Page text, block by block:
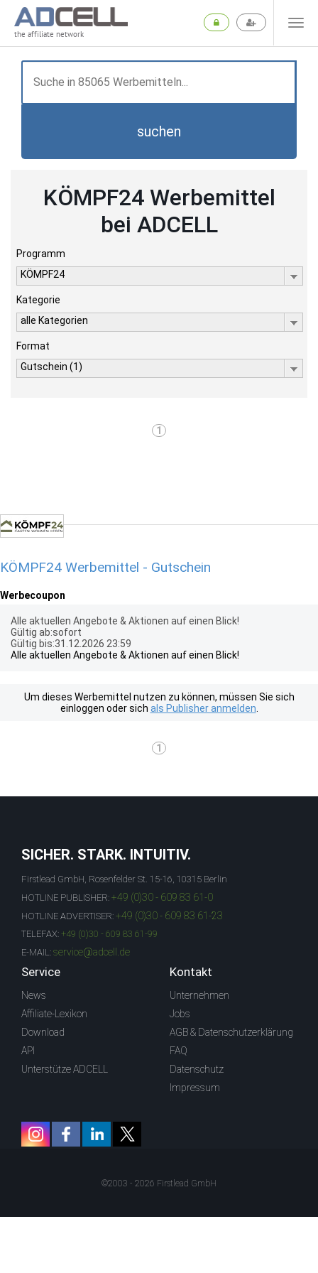
the affiliate network
suchen
KÖMPF24 Werbemittel
bei ADCELL
Programm
KÖMPF24
Kategorie
alle Kategorien
Format
Gutschein (1)
1
KÖMPF24 Werbemittel - Gutschein
Werbecoupon
Alle aktuellen Angebote & Aktionen auf einen Blick!
Gültig ab:sofort
Gültig bis:31.12.2026 23:59
Alle aktuellen Angebote & Aktionen auf einen Blick!
Um dieses Werbemittel nutzen zu können, müssen Sie sich
einloggen oder sich als Publisher anmelden
1
SICHER. STARK. INTUITIV.
Firstlead GmbH, Rosenfelder St. 15-16, 10315 Berlin
HOTLINE PUBLISHER: +49 (0)30 - 609 83 61-0
HOTLINE ADVERTISER: +49 (0)30 - 609 83 61-23
TELEFAX: +49 (0)30 - 609 83 61-99
E-MAIL: service@adcell.de
Service
News
Affiliate-Lexikon
Download
API
Unterstütze ADCELL
Kontakt
Unternehmen
Jobs
AGB & Datenschutzerklärung
FAQ
Datenschutz
Impressum
©2003 - 2026 Firstlead GmbH